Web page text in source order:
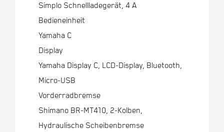
Simplo Schnellladegerät, 4 A
Bedieneinheit
Yamaha C
Display
Yamaha Display C, LCD-Display, Bluetooth,
Micro-USB
Vorderradbremse
Shimano BR-MT410, 2-Kolben,
Hydraulische Scheibenbremse